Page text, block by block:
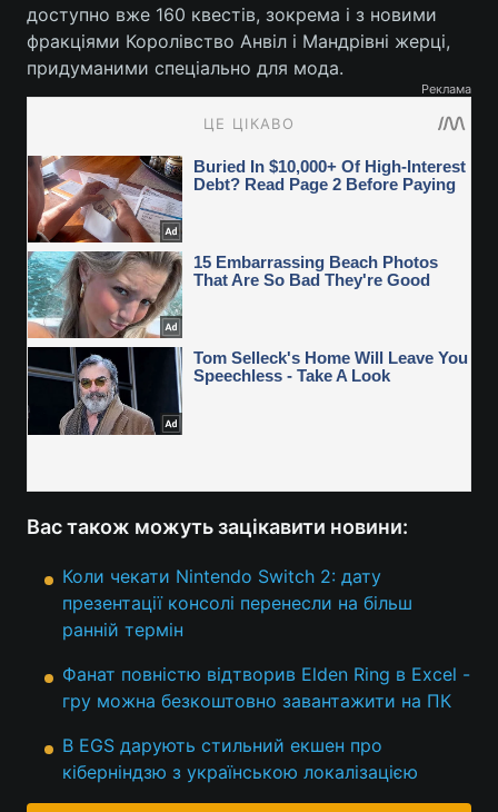
доступно вже 160 квестів, зокрема і з новими
фракціями Королівство Анвіл і Мандрівні жерці,
придуманими спеціально для мода.
Реклама
Вас також можуть зацікавити новини:
Коли чекати Nintendo Switch 2: дату
презентації консолі перенесли на більш
ранній термін
Фанат повністю відтворив Elden Ring в Excel -
гру можна безкоштовно завантажити на ПК
В EGS дарують стильний екшен про
кіберніндзю з українською локалізацією